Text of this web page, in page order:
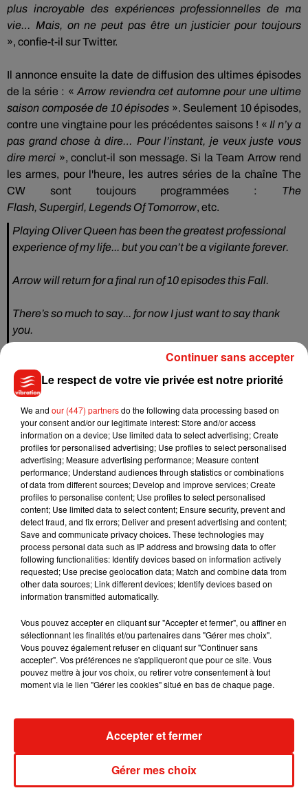
plus incroyable des expériences professionnelles de ma
vie… Mais, on ne peut pas être un justicier pour toujours
», confie-t-il sur Twitter.
Il annonce ensuite la date de diffusion des ultimes épisodes
de la série : « Arrow reviendra cet automne pour une ultime
saison composée de 10 épisodes ». Seulement 10 épisodes,
contre une vingtaine pour les précédentes saisons ! « Il n’y a
pas grand chose à dire… Pour l’instant, je veux juste vous
dire merci », conclut-il son message. Si la Team Arrow rend
les armes, pour l'heure, les autres séries de la chaîne The
CW sont toujours programmées :
The
Flash, Supergirl, Legends OfTomorrow, etc.
Playing Oliver Queen has been the greatest professional
experience of my life... but you can’t be a vigilante forever.
Arrow will return for a final run of 10 episodes this Fall.
There’s so much to say... for now I just want to say thank
you.
— Stephen Amell (@StephenAmell)6 mars 2019
Musique
7 août 2026
Julien Lieb s’essaye à la vie de chatelain
dans son nouveau clip
7 août 2026
Madonna sort enfin le remix de « Love
Sensation » avec Kylie Minogue
7 août 2026
Tayc et Didi B dévoilent le single le plus
dansant de l’année
7 août 2026
Le respect de votre vie privée est notre priorité
We and our (447) partnersdo the following data processing based on
your consent and/or our legitimate interest: Store and/or access
information on a device; Use limited data to select advertising; Create
profiles for personalised advertising; Use profiles to select personalised
advertising; Measure advertising performance; Measure content
performance; Understand audiences through statistics or combinations
of data from different sources; Develop and improve services; Create
profiles to personalise content; Use profiles to select personalised
content; Use limited data to select content; Ensure security, prevent and
detect fraud, and fix errors; Deliver and present advertising and content;
Save and communicate privacy choices. These technologies may
process personal data such as IP address and browsing data to offer
following functionalities: Identify devices based on information actively
requested; Use precise geolocation data; Match and combine data from
other data sources; Link different devices; Identify devices based on
information transmitted automatically.
Vous pouvez accepter en cliquant sur "Accepter et fermer", ou affiner en
sélectionnant les finalités et/ou partenaires dans "Gérer mes choix".
Vous pouvez également refuser en cliquant sur "Continuer sans
accepter". Vos préférences ne s'appliqueront que pour ce site. Vous
pouvez mettre à jour vos choix, ou retirer votre consentement à tout
moment via le lien "Gérer les cookies" situé en bas de chaque page.
Gérer mes choix
Accepter et fermer
Continuer sans accepter